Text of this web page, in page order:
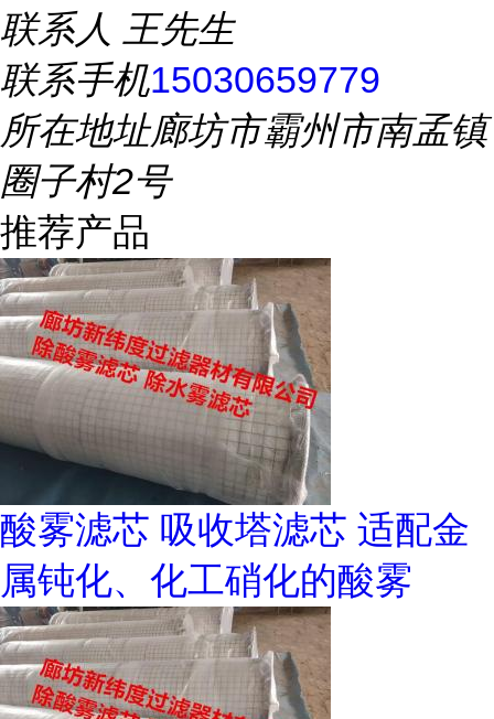
联系人 王先生
联系手机15030659779
所在地址廊坊市霸州市南孟镇
圈子村2号
推荐产品
酸雾滤芯 吸收塔滤芯 适配金
属钝化、化工硝化的酸雾